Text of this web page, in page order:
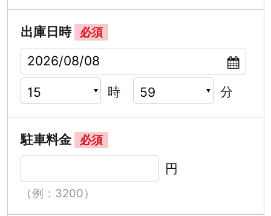
出庫日時 必須
時 分
駐車料金 必須
円
（例：3200）